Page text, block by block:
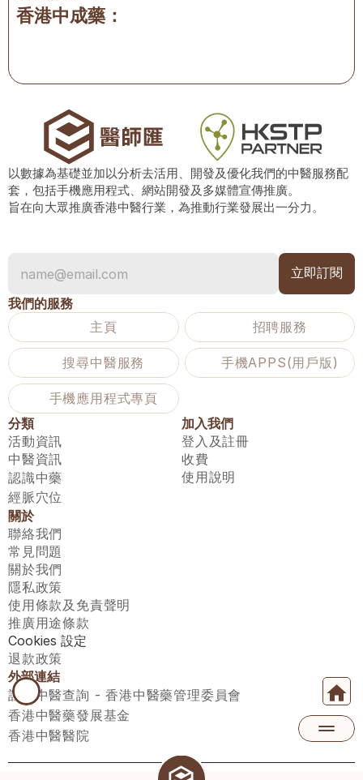
香港中成藥：
以數據為基礎並加以分析去活用、開發及優化我們的中醫服務配
套，包括手機應用程式、網站開發及多媒體宣傳推廣。
旨在向大眾推廣香港中醫行業，為推動行業發展出一分力。
我們的服務
主頁
招聘服務
搜尋中醫服務 手機APPS(用戶版)
手機應用程式專頁
分類
活動資訊
中醫資訊
認識中藥
經脈穴位
加入我們
登入及註冊
收費
使用說明
關於
聯絡我們
常見問題
關於我們
隱私政策
使用條款及免責聲明
推廣用途條款
Cookies 設定
退款政策
外部連結
註冊中醫查詢 - 香港中醫藥管理委員會
香港中醫藥發展基金
香港中醫醫院